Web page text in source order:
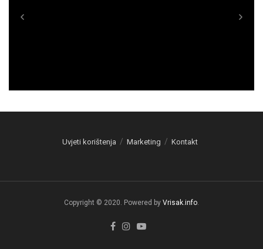
Uvjeti korištenja Marketing Kontakt
Copyright © 2020. Powered by Vrisak.info